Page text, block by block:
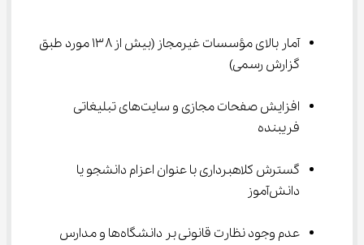
آمار بالای مؤسسات غیرمجاز (بیش از ۱۳۸ مورد طبق
گزارش رسمی)
افزایش صفحات مجازی و سایت‌های تبلیغاتی
فریبنده
گسترش کلاهبرداری با عنوان اعزام دانشجو یا
دانش‌آموز
عدم وجود نظارت قانونی بر دانشگاه‌ها و مدارس